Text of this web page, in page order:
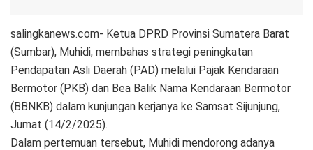
salingkanews.com- Ketua DPRD Provinsi Sumatera Barat
(Sumbar), Muhidi, membahas strategi peningkatan
Pendapatan Asli Daerah (PAD) melalui Pajak Kendaraan
Bermotor (PKB) dan Bea Balik Nama Kendaraan Bermotor
(BBNKB) dalam kunjungan kerjanya ke Samsat Sijunjung,
Jumat (14/2/2025).
Dalam pertemuan tersebut, Muhidi mendorong adanya